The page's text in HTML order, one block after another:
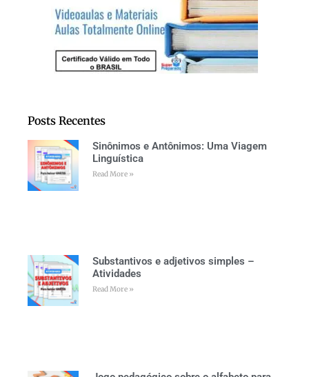
Posts Recentes
Sinônimos e Antônimos: Uma Viagem
Linguística
Read More »
Substantivos e adjetivos simples –
Atividades
Read More »